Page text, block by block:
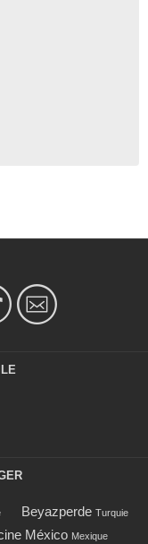
Beyazperde Turquie
México Mexique